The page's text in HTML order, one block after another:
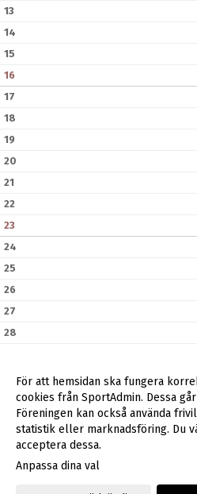
13
14
15
16
17
18
19
20
21
22
23
24
25
26
27
28
Gå till Webbversion
För att hemsidan ska fungera
cookies från SportAdmin. Dessa
Föreningen kan också använda
statistik eller marknadsföring. Du
acceptera dessa.
Anpassa dina val